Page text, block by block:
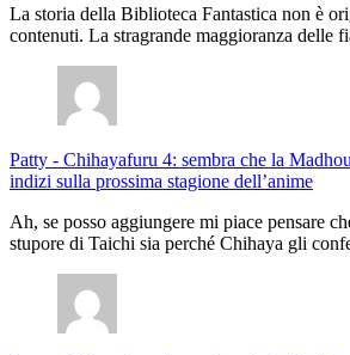
La storia della Biblioteca Fantastica non è
contenuti. La stragrande maggioranza delle
Patty - Chihayafuru 4: sembra che la
indizi sulla prossima stagione dell’anime
Ah, se posso aggiungere mi piace pensare
stupore di Taichi sia perché Chihaya gli